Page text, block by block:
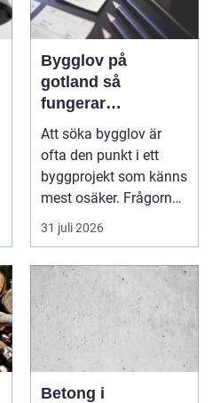
Bygglov på
gotland så
fungerar
processen från idé
till godkänt beslut
Att söka bygglov är
ofta den punkt i ett
byggprojekt som känns
mest osäker. Frågorna
hopar sig: vilk...
31 juli 2026
Betong i